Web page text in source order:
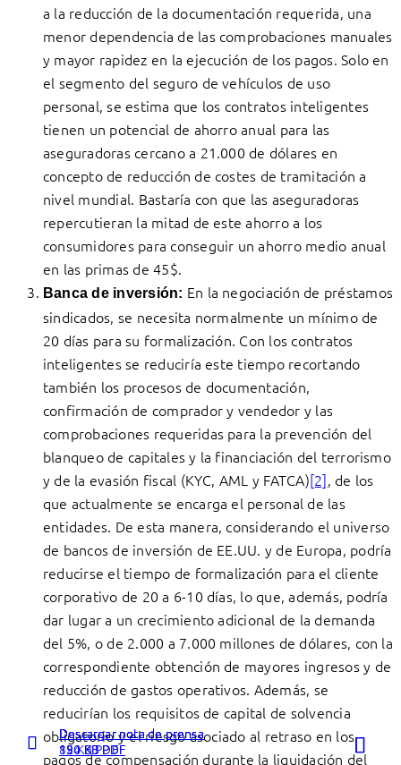
a la reducción de la documentación requerida, una
menor dependencia de las comprobaciones manuales
y mayor rapidez en la ejecución de los pagos. Solo en
el segmento del seguro de vehículos de uso
personal, se estima que los contratos inteligentes
tienen un potencial de ahorro anual para las
aseguradoras cercano a 21.000 de dólares en
concepto de reducción de costes de tramitación a
nivel mundial. Bastaría con que las aseguradoras
repercutieran la mitad de este ahorro a los
consumidores para conseguir un ahorro medio anual
en las primas de 45$.
Banca de inversión: En la negociación de préstamos
sindicados, se necesita normalmente un mínimo de
20 días para su formalización. Con los contratos
inteligentes se reduciría este tiempo recortando
también los procesos de documentación,
confirmación de comprador y vendedor y las
comprobaciones requeridas para la prevención del
blanqueo de capitales y la financiación del terrorismo
y de la evasión fiscal (KYC, AML y FATCA)[2], de los
que actualmente se encarga el personal de las
entidades. De esta manera, considerando el universo
de bancos de inversión de EE.UU. y de Europa, podría
reducirse el tiempo de formalización para el cliente
corporativo de 20 a 6-10 días, lo que, además, podría
dar lugar a un crecimiento adicional de la demanda
del 5%, o de 2.000 a 7.000 millones de dólares, con la
correspondiente obtención de mayores ingresos y de
reducción de gastos operativos. Además, se
reducirían los requisitos de capital de solvencia
obligatorio y el riesgo asociado al retraso en los
pagos de compensación durante la liquidación del
Descargar nota de prensa
89 KB PDF
Descargar nota de prensa
124 KB PDF
Descargar nota de prensa
150 KB PDF